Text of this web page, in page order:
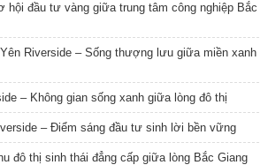
hội đầu tư vàng giữa trung tâm công nghiệp Bắc
Riverside – Sống thượng lưu giữa miền xanh
– Không gian sống xanh giữa lòng đô thị
– Điểm sáng đầu tư sinh lời bền vững
đô thị sinh thái đẳng cấp giữa lòng Bắc Giang